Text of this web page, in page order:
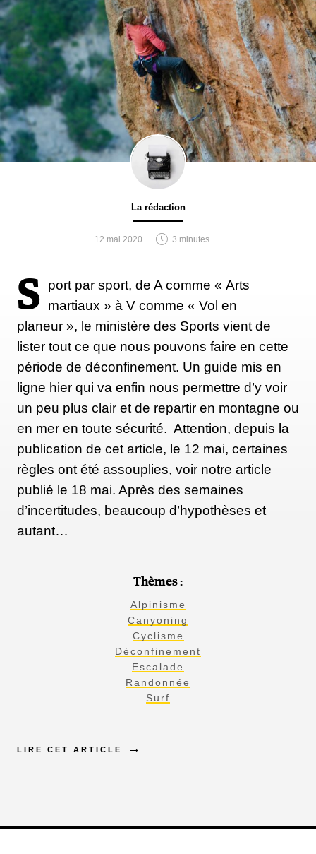
La rédaction
12 mai 2020 3 minutes
S port par sport, de A comme « Arts
martiaux » à V comme « Vol en
planeur », le ministère des Sports vient de
lister tout ce que nous pouvons faire en cette
période de déconfinement. Un guide mis en
ligne hier qui va enfin nous permettre d’y voir
un peu plus clair et de repartir en montagne ou
en mer en toute sécurité. Attention, depuis la
publication de cet article, le 12 mai, certaines
règles ont été assouplies, voir notre article
publié le 18 mai. Après des semaines
d’incertitudes, beaucoup d’hypothèses et
autant…
Thèmes :
Alpinisme
Canyoning
Cyclisme
Déconfinement
Escalade
Randonnée
Surf
LIRE CET ARTICLE